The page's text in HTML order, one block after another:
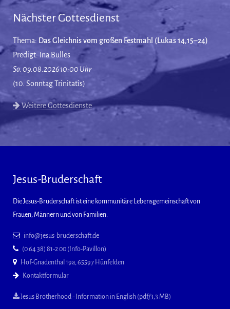
Nächster Gottesdienst
Thema: Das Gleichnis vom großen Festmahl (Lukas 14,15–24)
Predigt: Ina Bülles
So. 09.08.2026 10:00 Uhr
(10. Sonntag Trinitatis)
Weitere Gottesdienste
Jesus-Bruderschaft
Die Jesus-Bruderschaft ist eine kommunitäre Lebensgemeinschaft von
Frauen, Männern und von Familien.
info@jesus-bruderschaft.de
(0 64 38) 81-2 00 (Info-Pavillon)
Hof-Gnadenthal 19a, 65597 Hünfelden
Kontaktformular
Jesus Brotherhood - Information in English (pdf/3,3 MB)